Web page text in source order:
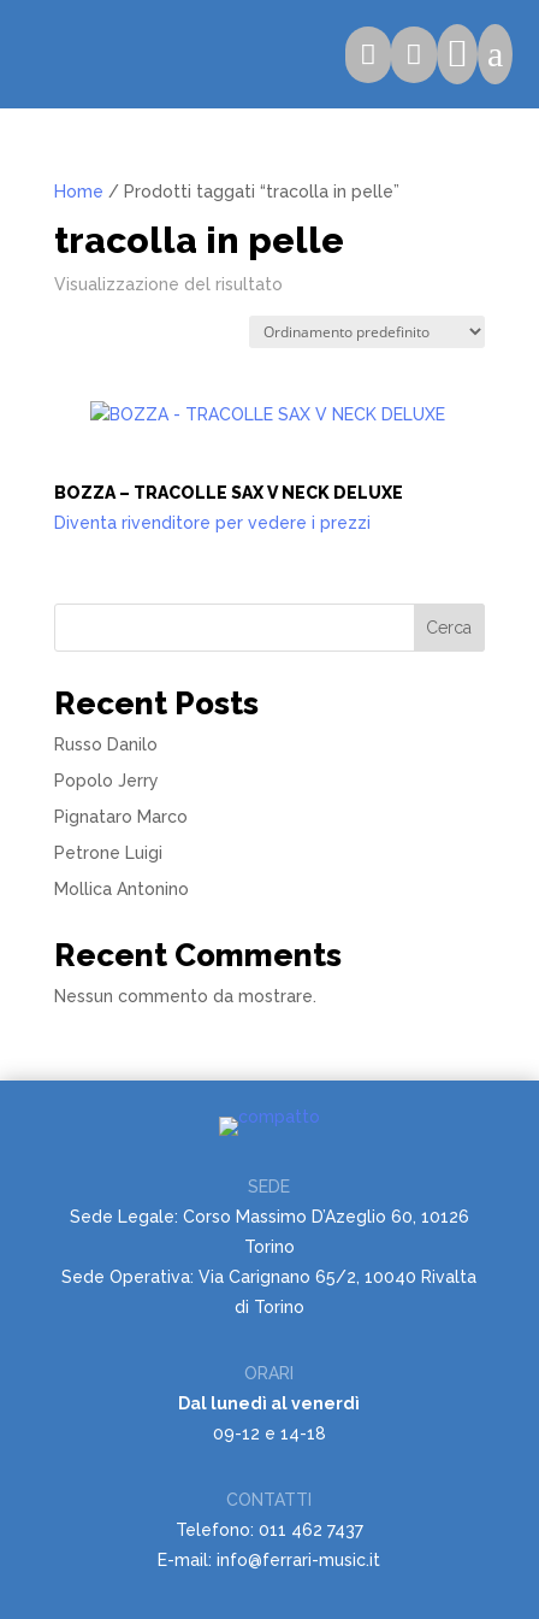
   a
Home / Prodotti taggati “tracolla in pelle”
tracolla in pelle
Visualizzazione del risultato
BOZZA – TRACOLLE SAX V NECK DELUXE
Diventa rivenditore per vedere i prezzi
Cerca
Recent Posts
Russo Danilo
Popolo Jerry
Pignataro Marco
Petrone Luigi
Mollica Antonino
Recent Comments
Nessun commento da mostrare.
SEDE
Sede Legale: Corso Massimo D’Azeglio 60, 10126
Torino
Sede Operativa: Via Carignano 65/2, 10040 Rivalta
di Torino
ORARI
Dal lunedì al venerdì
09-12 e 14-18
CONTATTI
Telefono: 011 462 7437
E-mail: info@ferrari-music.it